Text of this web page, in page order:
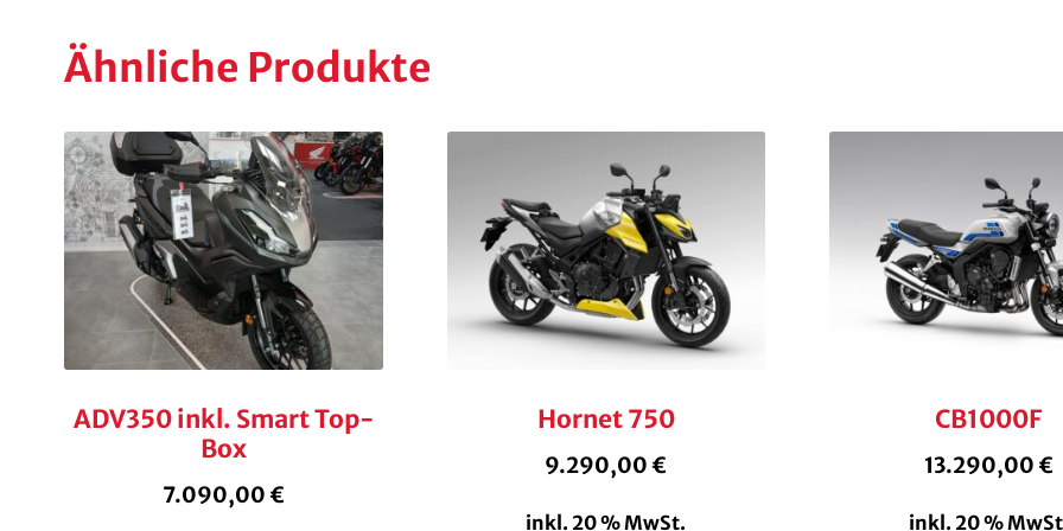
Ähnliche Produkte
ADV350 inkl. Smart Top-
Box
7.090,00€
Hornet 750
9.290,00€
inkl. 20 % MwSt.
CB1000F
13.290,00€
inkl. 20 %